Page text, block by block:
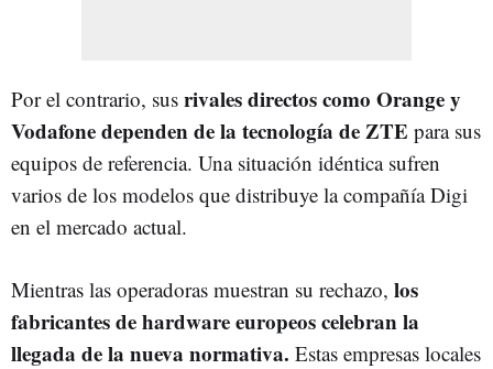
Por el contrario, sus rivales directos como Orange y
Vodafone dependen de la tecnología de ZTE para sus
equipos de referencia. Una situación idéntica sufren
varios de los modelos que distribuye la compañía Digi
en el mercado actual.
Mientras las operadoras muestran su rechazo, los
fabricantes de hardware europeos celebran la
llegada de la nueva normativa. Estas empresas locales